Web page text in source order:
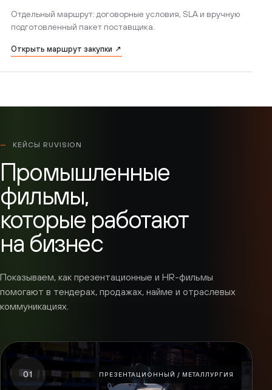
Отдельный маршрут: договорные условия, SLA и вручную
подготовленный пакет поставщика.
Открыть маршрут закупки ↗
КЕЙСЫ RUVISION
Промышленные
фильмы,
которые работают
на бизнес
Показываем, как презентационные и HR-фильмы
помогают в тендерах, продажах, найме и отраслевых
коммуникациях.
01 ПРЕЗЕНТАЦИОННЫЙ / МЕТАЛЛУРГИЯ